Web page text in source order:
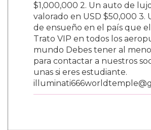
$1,000,000 2. Un auto de
valorado en USD $50,000 3.
de ensueño en el país que
Trato VIP en todos los
mundo Debes tener al
para contactar a nuestros
unas si eres estudiante.